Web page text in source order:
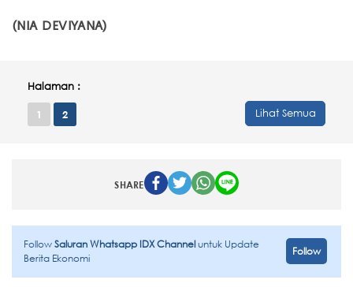
(NIA DEVIYANA)
Halaman :
1 2 Lihat Semua
SHARE
FollowSaluran Whatsapp IDX Channeluntuk Update
Berita Ekonomi
Follow